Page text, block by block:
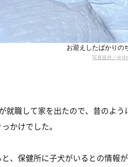
お迎えしたばかりの
写真提供／＠
就職して家を出たので、昔のよ
かけでした。
、保健所に子犬がいるとの情報